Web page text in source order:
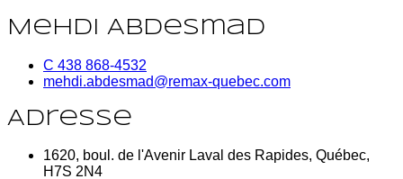
Mehdi Abdesmad
C 438 868-4532
mehdi.abdesmad@remax-quebec.com
Adresse
1620, boul. de l'Avenir Laval des Rapides, Québec,
H7S 2N4